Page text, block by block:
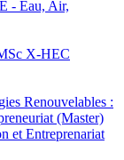
- Eau, Air,
X-HEC
Renouvelables :
(Master)
et Entreprenariat